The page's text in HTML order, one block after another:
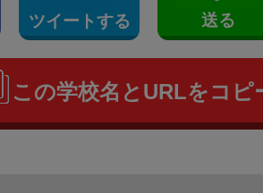
ツイートする 送る
この学校名とURLをコピ